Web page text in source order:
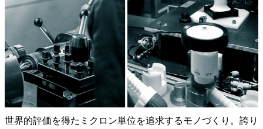
世界的評価を得たミクロン単位を追求するモノづくり。誇り